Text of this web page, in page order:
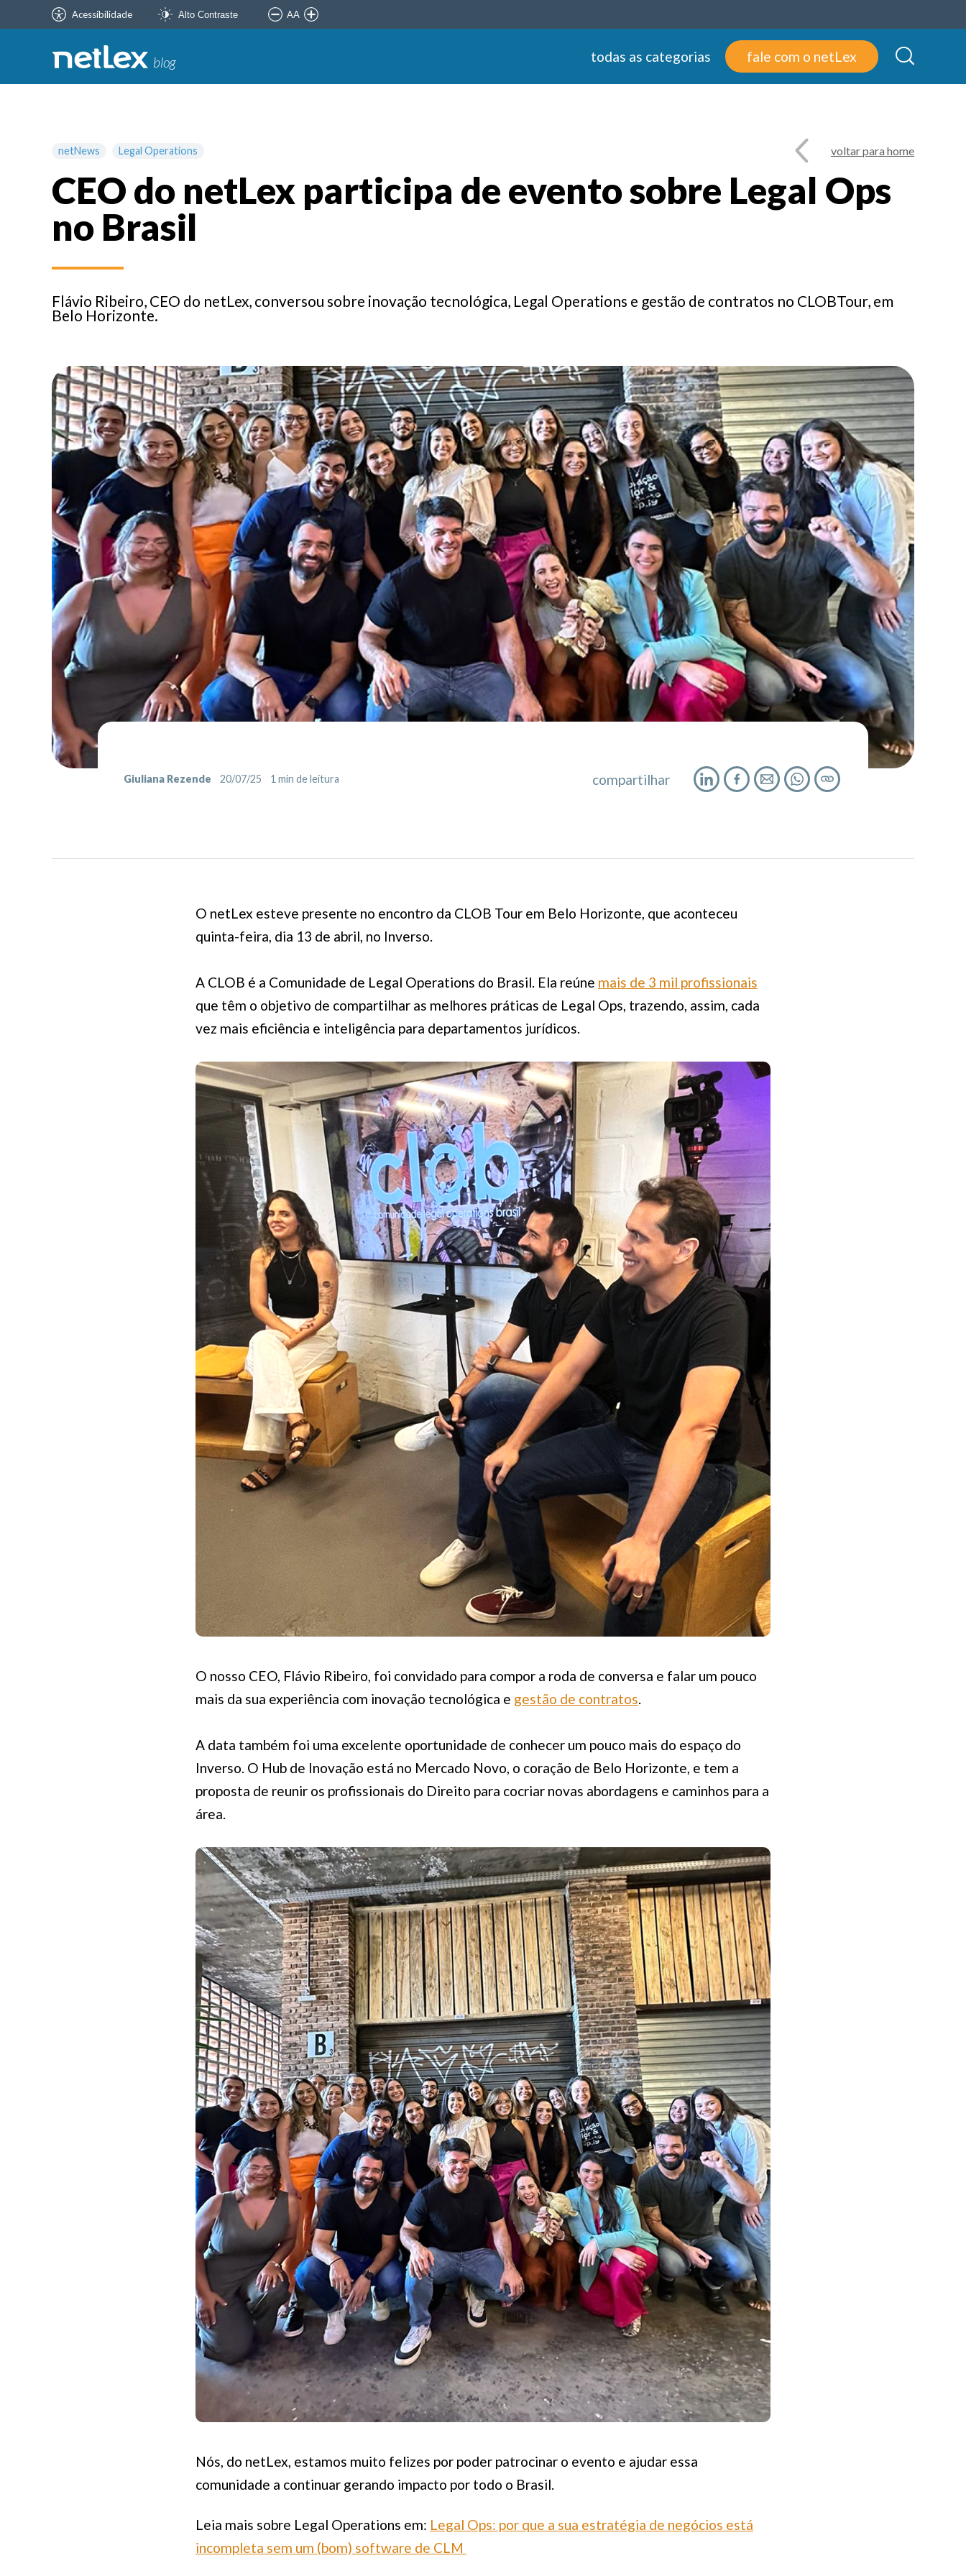
Acessibilidade Alto Contraste AA
blog todas as categorias fale com o netLex
netNews Legal Operations voltar para home
CEO do netLex participa de evento sobre Legal Ops
no Brasil
Flávio Ribeiro, CEO do netLex, conversou sobre inovação tecnológica, Legal Operations e gestão de contratos no CLOBTour, em
Belo Horizonte.
Giuliana Rezende 20/07/25 1 min de leitura compartilhar
O netLex esteve presente no encontro da CLOB Tour em Belo Horizonte, que aconteceu
quinta-feira, dia 13 de abril, no Inverso.
A CLOB é a Comunidade de Legal Operations do Brasil. Ela reúne mais de 3 mil profissionais
que têm o objetivo de compartilhar as melhores práticas de Legal Ops, trazendo, assim, cada
vez mais eficiência e inteligência para departamentos jurídicos.
O nosso CEO, Flávio Ribeiro, foi convidado para compor a roda de conversa e falar um pouco
mais da sua experiência com inovação tecnológica e gestão de contratos.
A data também foi uma excelente oportunidade de conhecer um pouco mais do espaço do
Inverso. O Hub de Inovação está no Mercado Novo, o coração de Belo Horizonte, e tem a
proposta de reunir os profissionais do Direito para cocriar novas abordagens e caminhos para a
área.
Nós, do netLex, estamos muito felizes por poder patrocinar o evento e ajudar essa
comunidade a continuar gerando impacto por todo o Brasil.
Leia mais sobre Legal Operations em: Legal Ops: por que a sua estratégia de negócios está
incompleta sem um (bom) software de CLM